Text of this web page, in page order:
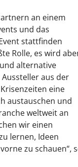
an einem
und das
stattfinden
Rolle, es wird
alternative
aus der
eine
austauschen und
weltweit an
wir einen
lernen, Ideen
zu schauen“,